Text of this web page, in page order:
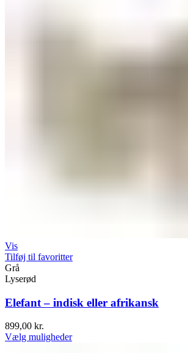
Vis
Tilføj til favoritter
Grå
Lyserød
Elefant – indisk eller afrikansk
899,00 kr.
Vælg muligheder